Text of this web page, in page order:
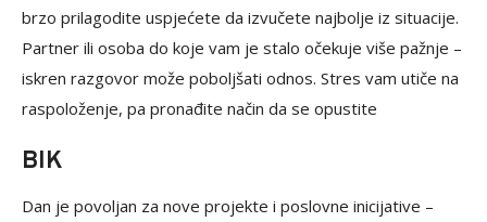
brzo prilagodite uspjećete da izvučete najbolje iz situacije.
Partner ili osoba do koje vam je stalo očekuje više pažnje –
iskren razgovor može poboljšati odnos. Stres vam utiče na
raspoloženje, pa pronađite način da se opustite
BIK
Dan je povoljan za nove projekte i poslovne inicijative –